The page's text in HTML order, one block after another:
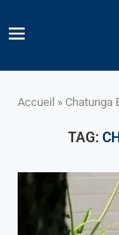
Accueil » Chatunga
TAG: